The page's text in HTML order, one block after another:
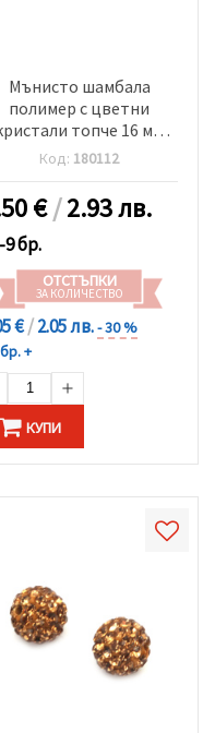
Мънисто шамбала
полимер с цветни
топче 16 мм
дупка 3 мм
Код: 180112
€/2.93 лв.
9 бр.
ОТСТЪПКИ
ЗА КОЛИЧЕСТВО
€/2.05 лв.- 30 %
+
КУПИ